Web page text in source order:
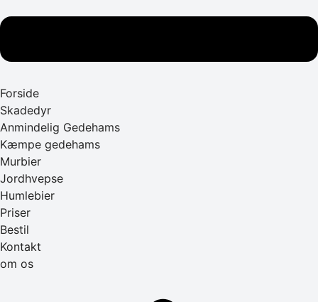
Forside
Skadedyr
Anmindelig Gedehams
Kæmpe gedehams
Murbier
Jordhvepse
Humlebier
Priser
Bestil
Kontakt
om os